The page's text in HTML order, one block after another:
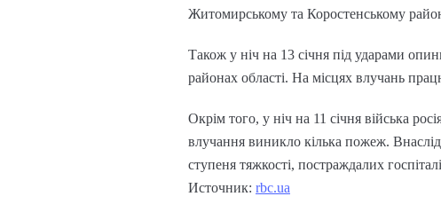
Житомирському та Коростенському
Також у ніч на 13 січня під ударами
районах області. На місцях влучань
Окрім того, у ніч на 11 січня війська
влучання виникло кілька пожеж.
ступеня тяжкості, постраждалих
Источник: rbc.ua